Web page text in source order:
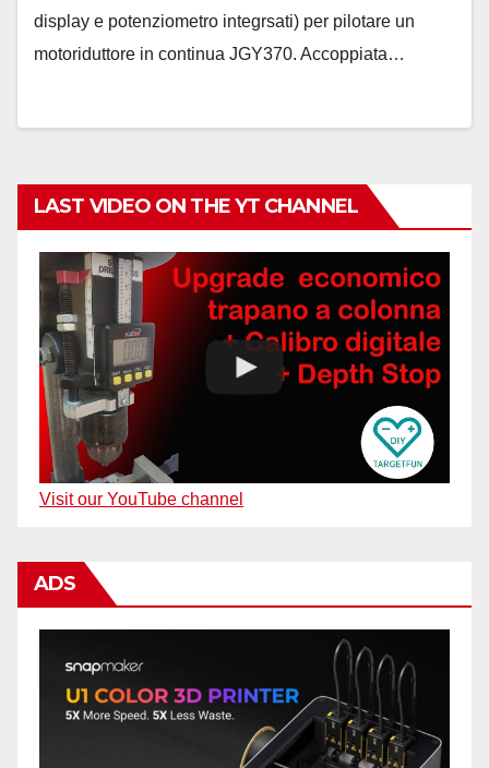
display e potenziometro integrsati) per pilotare un
motoriduttore in continua JGY370. Accoppiata…
LAST VIDEO ON THE YT CHANNEL
Visit our YouTube channel
ADS